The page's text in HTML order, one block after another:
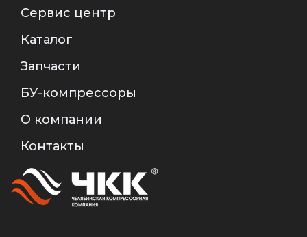
Сервис центр
Каталог
Запчасти
БУ-компрессоры
О компании
Контакты